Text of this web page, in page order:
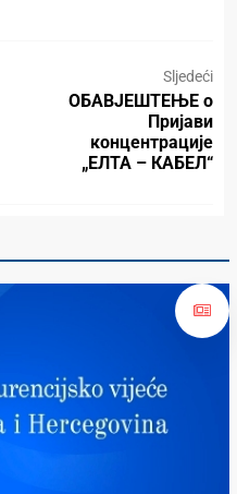
Sljedeći
ОБАВЈЕШТЕЊЕ о
Пријави
концентрације
„ЕЛТА – КАБЕЛ“